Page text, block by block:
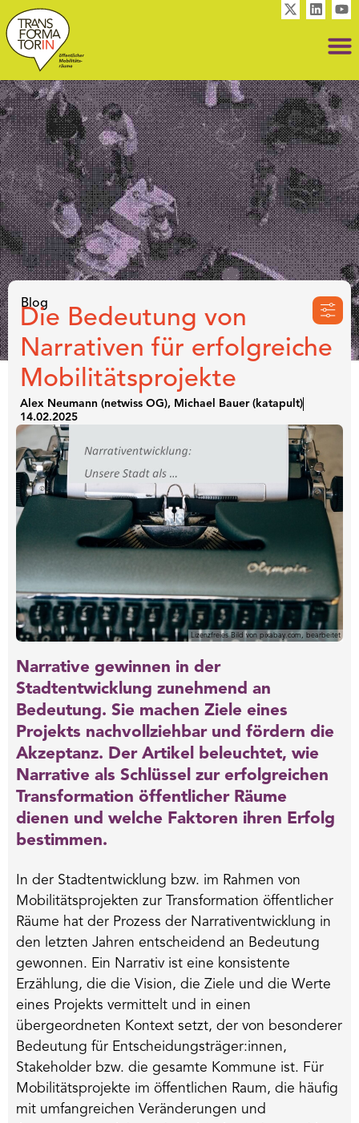
Blog
Die Bedeutung von
Narrativen für erfolgreiche
Mobilitätsprojekte
Alex Neumann (netwiss OG), Michael Bauer (katapult)
14.02.2025
Lizenzfreies Bild von pixabay.com, bearbeitet
Narrative gewinnen in der
Stadtentwicklung zunehmend an
Bedeutung. Sie machen Ziele eines
Projekts nachvollziehbar und fördern die
Akzeptanz. Der Artikel beleuchtet, wie
Narrative als Schlüssel zur erfolgreichen
Transformation öffentlicher Räume
dienen und welche Faktoren ihren Erfolg
bestimmen.
In der Stadtentwicklung bzw. im Rahmen von
Mobilitätsprojekten zur Transformation öffentlicher
Räume hat der Prozess der Narrativentwicklung in
den letzten Jahren entscheidend an Bedeutung
gewonnen. Ein Narrativ ist eine konsistente
Erzählung, die die Vision, die Ziele und die Werte
eines Projekts vermittelt und in einen
übergeordneten Kontext setzt, der von besonderer
Bedeutung für Entscheidungsträger:innen,
Stakeholder bzw. die gesamte Kommune ist. Für
Mobilitätsprojekte im öffentlichen Raum, die häufig
mit umfangreichen Veränderungen und